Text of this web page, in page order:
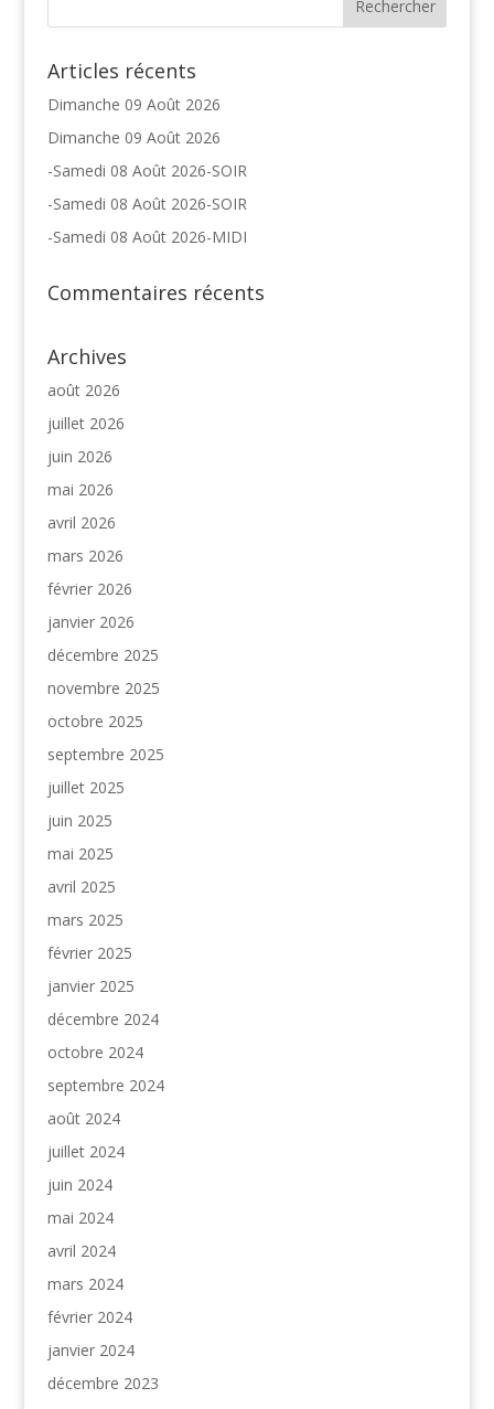
Articles récents
Dimanche 09 Août 2026
Dimanche 09 Août 2026
-Samedi 08 Août 2026-SOIR
-Samedi 08 Août 2026-SOIR
-Samedi 08 Août 2026-MIDI
Commentaires récents
Archives
août 2026
juillet 2026
juin 2026
mai 2026
avril 2026
mars 2026
février 2026
janvier 2026
décembre 2025
novembre 2025
octobre 2025
septembre 2025
juillet 2025
juin 2025
mai 2025
avril 2025
mars 2025
février 2025
janvier 2025
décembre 2024
octobre 2024
septembre 2024
août 2024
juillet 2024
juin 2024
mai 2024
avril 2024
mars 2024
février 2024
janvier 2024
décembre 2023